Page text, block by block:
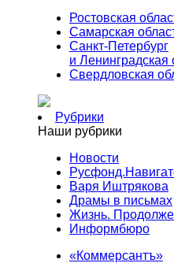
Ростовская
Самарская
Санкт-Петербург
и Ленинградская
Свердловская
Рубрики
Наши рубрики
Новости
Варя Иштрякова
Драмы в письмах
Жизнь.
Информбюро
«Коммерсантъ»